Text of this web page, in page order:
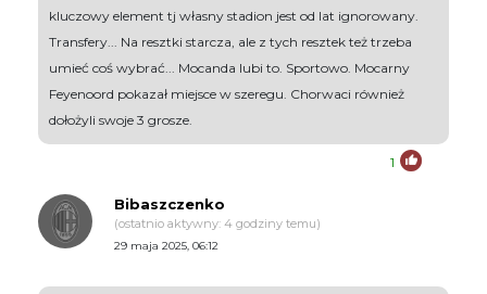
kluczowy element tj własny stadion jest od lat ignorowany.
Transfery... Na resztki starcza, ale z tych resztek też trzeba
umieć coś wybrać... Mocanda lubi to. Sportowo. Mocarny
Feyenoord pokazał miejsce w szeregu. Chorwaci również
dołożyli swoje 3 grosze.
1
Bibaszczenko
(ostatnio aktywny: 4 godziny temu)
29 maja 2025, 06:12